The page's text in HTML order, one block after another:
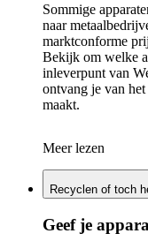
Sommige
naar
marktconforme
Bekijk om welke
inleverpunt van
ontvang je van
maakt.
Meer lezen
Recyclen of toch
Geef je